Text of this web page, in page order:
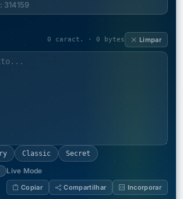
0 caract. · 0 bytes Limpar
Classic Secret
Live Mode
Copiar Compartilhar Incorporar